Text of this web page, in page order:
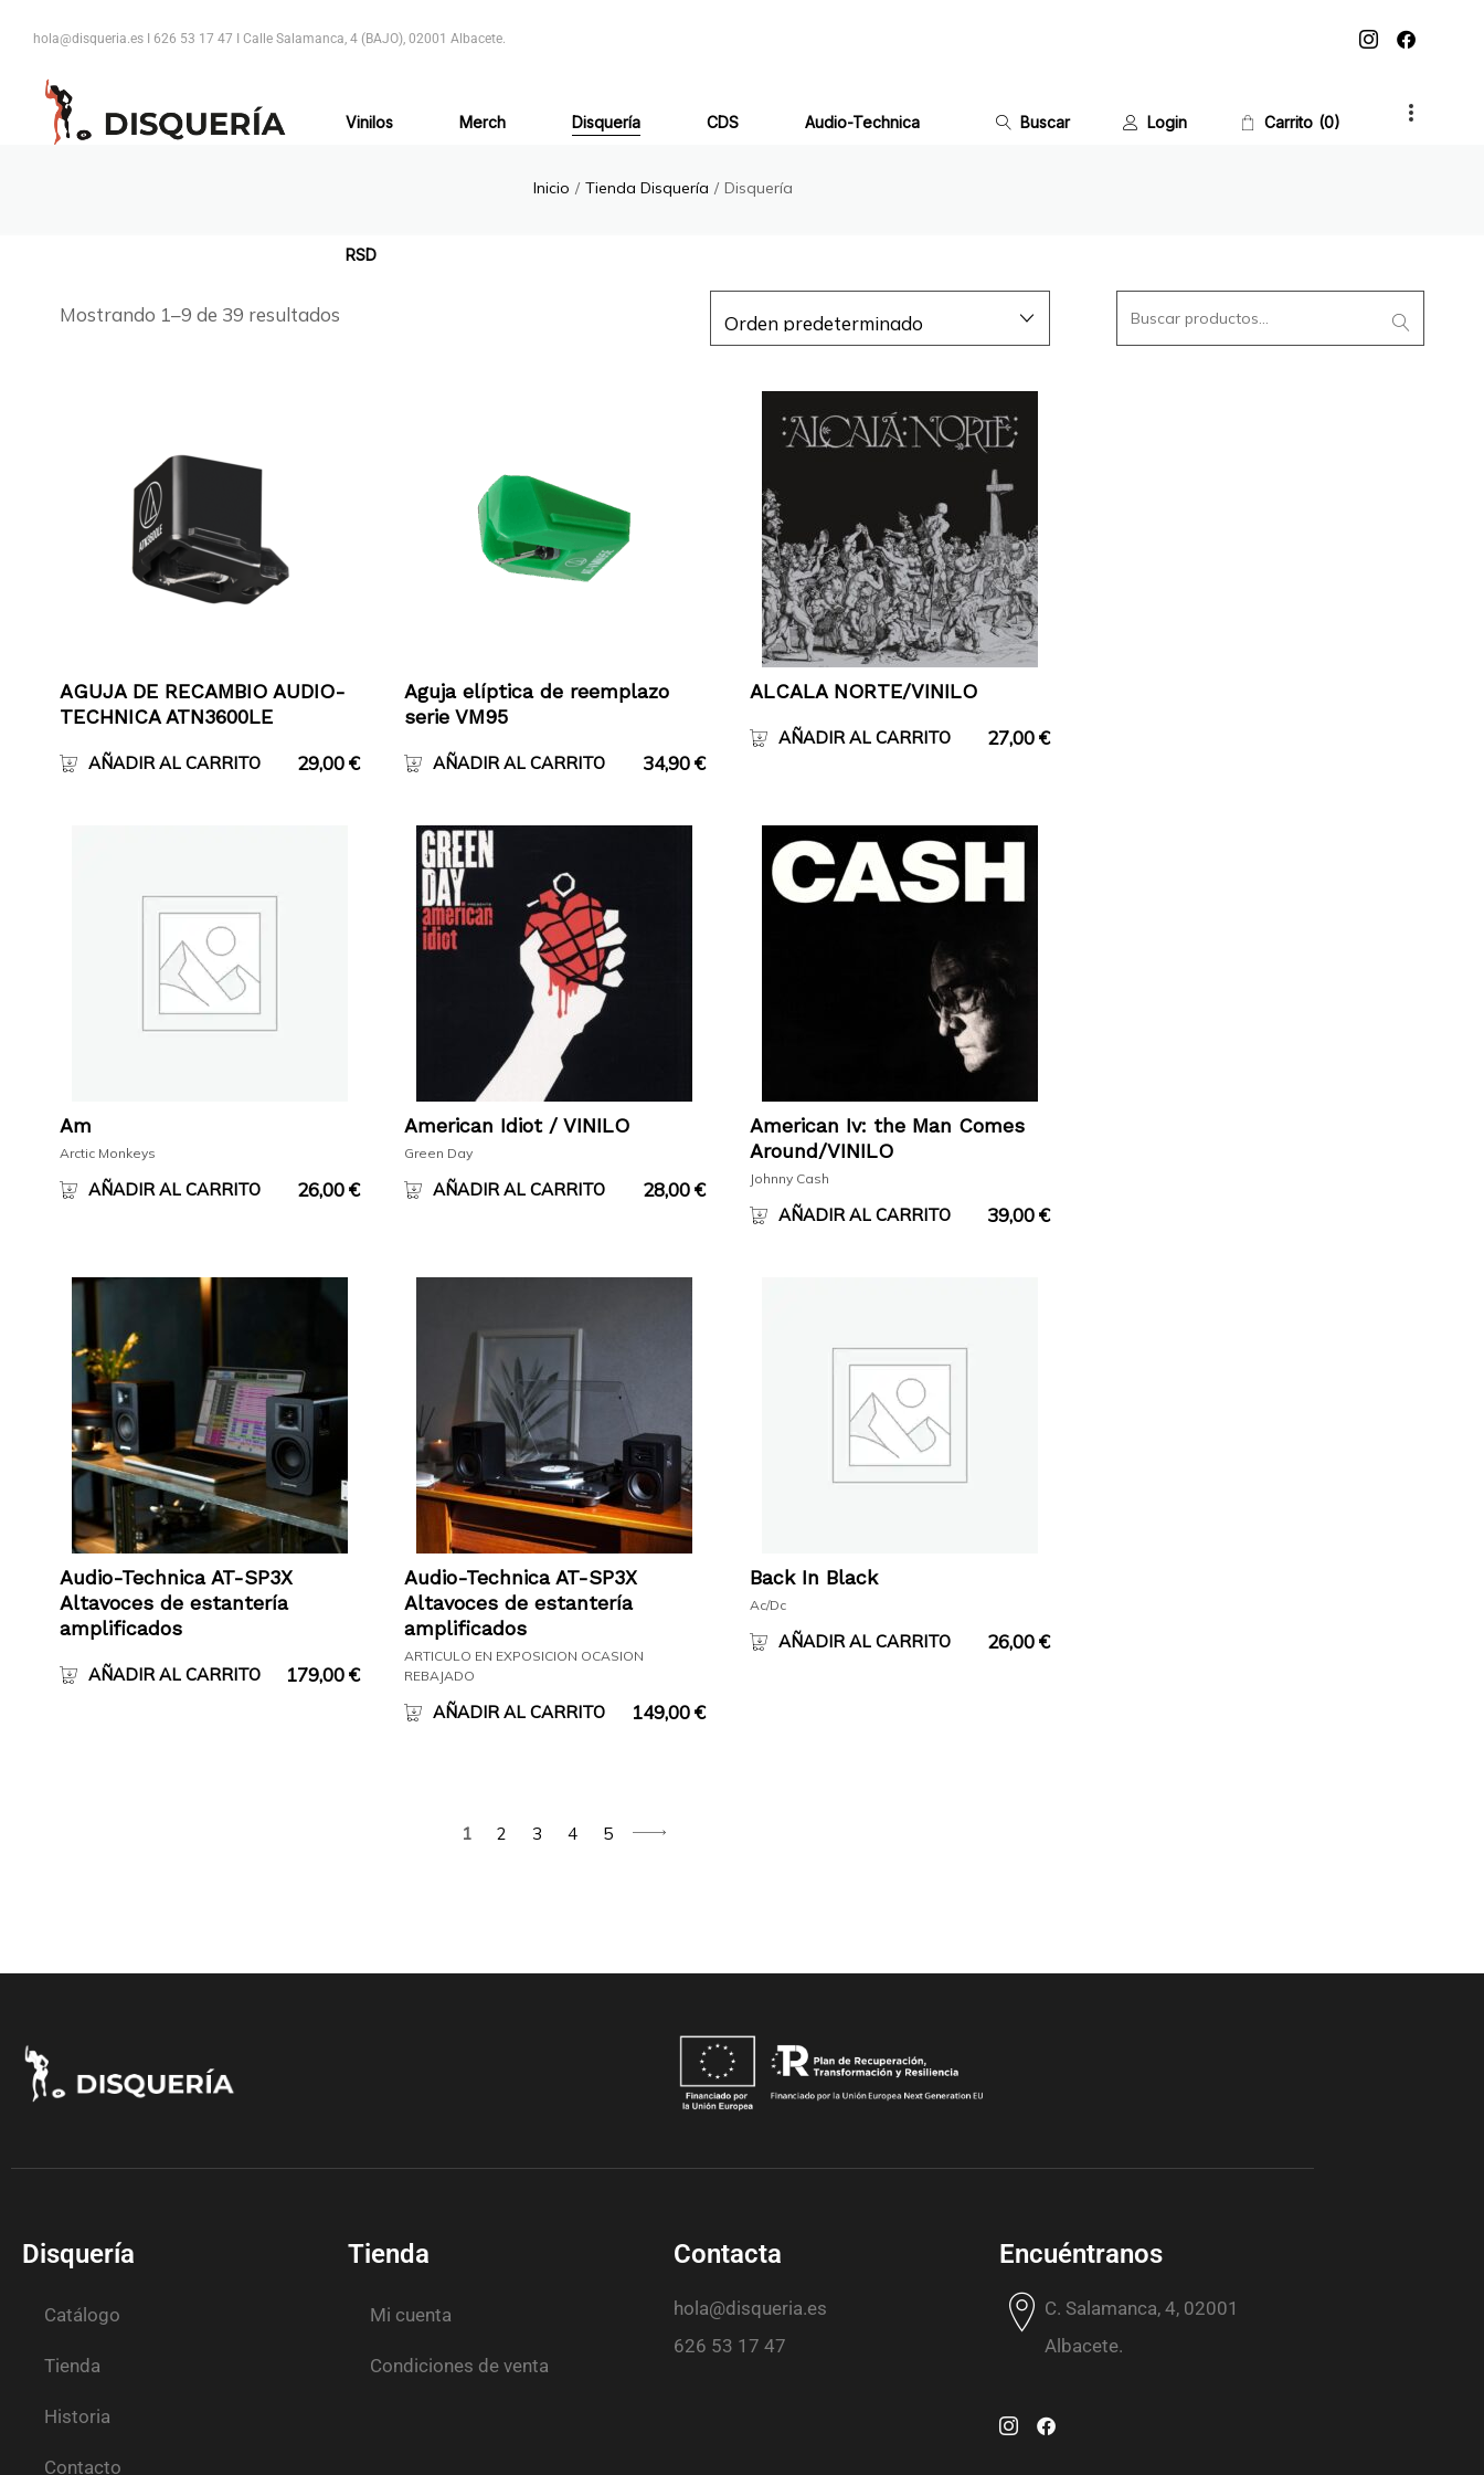
hola@disqueria.es I 626 53 17 47 I Calle Salamanca, 4 (BAJO), 02001 Albacete.
Vinilos Merch Disquería CDS Audio-Technica
RSD
Buscar Login Carrito 0
Inicio / Tienda Disquería / Disquería
Mostrando 1–9 de 39 resultados
AGUJA DE RECAMBIO AUDIO-
TECHNICA ATN3600LE
AÑADIR AL CARRITO 29,00€
Aguja elíptica de reemplazo
serie VM95
AÑADIR AL CARRITO 34,90€
ALCALA NORTE/VINILO
AÑADIR AL CARRITO 27,00€
Am
Arctic Monkeys
AÑADIR AL CARRITO 26,00€
American Idiot / VINILO
Green Day
AÑADIR AL CARRITO 28,00€
American Iv: the Man Comes
Around/VINILO
Johnny Cash
AÑADIR AL CARRITO 39,00€
Audio-Technica AT-SP3X
Altavoces de estantería
amplificados
AÑADIR AL CARRITO 179,00€
Audio-Technica AT-SP3X
Altavoces de estantería
amplificados
ARTICULO EN EXPOSICION OCASION
REBAJADO
AÑADIR AL CARRITO 149,00€
Back In Black
Ac/Dc
AÑADIR AL CARRITO 26,00€
1 2 3 4 5
Disquería
Catálogo
Tienda
Historia
Contacto
Tienda
Mi cuenta
Condiciones de venta
Contacta
hola@disqueria.es
626 53 17 47
Encuéntranos
C. Salamanca, 4, 02001
Albacete.